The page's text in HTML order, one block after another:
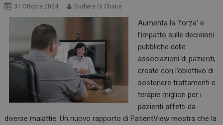
31 Ottobre 2024 Barbara Di Chiara
Aumenta la ‘forza’ e
l’impatto sulle decisioni
pubbliche delle
associazioni di pazienti,
create con l’obiettivo di
sostenere trattamenti e
terapie migliori per i
pazienti affetti da
diverse malattie. Un nuovo rapporto di PatientView mostra che la